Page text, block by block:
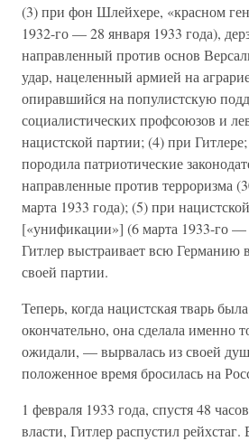
(3) при фон Шлейхере, «красном
1932-го — 28 января 1933 года),
направленный против основ
удар, нацеленный армией на
опиравшийся на популистскую
социалистических профсоюзов и
нацистской партии; (4) при Гитлере;
породила патриотические
направленные против терроризма
марта 1933 года); (5) при
[«унификации»] (6 марта 1933-го —
Гитлер выстраивает всю Германию
своей партии.
Теперь, когда нацистская тварь
окончательно, она сделала именно
ожидали, — вырвалась из своей
положенное время бросилась на
1 февраля 1933 года, спустя 48
власти, Гитлер распустил